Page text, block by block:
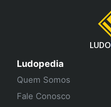
LUDO
Ludopedia
Quem Somos
Fale Conosco